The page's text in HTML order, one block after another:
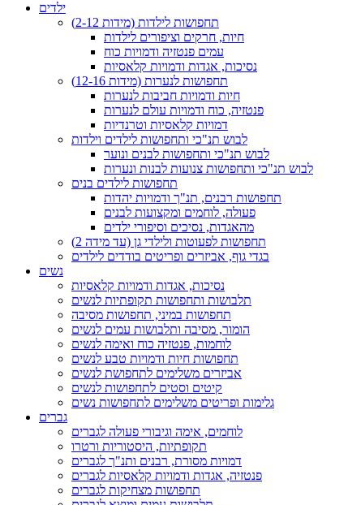
ילדים
תחפושות לילדות (מידות 2-12)
חיות, חרקים וציפורים לילדות
עמים פנטזיה ודמויות כוח
נסיכות, אגדות ודמויות קלאסיות
תחפושות לנערות (מידות 12-16)
חיות ודמויות חביבות לנערות
פנטזיה, כוח ודמויות עולם לנערות
דמויות קלאסיות וטרנדיות
לבוש תנ"כי ותחפושות לילדים וילדות
לבוש תנ"כי ותחפושות לבנים ונוער
לבוש תנ"כי ותחפושות צנועות לבנות ונערות
תחפושות לילדים בנים
תחפושות רבנים, תנ"ך ודמויות יהדות
פעולה, לוחמים ומקצועות לבנים
מהאגדות, נסיכים וסיפורי ילדים
תחפושות לפעוטות ולילדי גן (עד מידה 2)
בגדי גוף, אביזרים ופריטים בודדים לילדים
נשים
נסיכות, אגדות ודמויות קלאסיות
תלבושות ותחפושות תקופתיות לנשים
תחפושות במיני, תחפושות מסיבה
הומור, מסיבה ותלבושות עמים לנשים
לוחמות, פנטזיה כוח ואימה לנשים
תחפושות חיות ודמויות טבע לנשים
אביזרים משלימים לתחפושת לנשים
קיטים וסטים לתחפושות לנשים
גלימות ופריטים משלימים לתחפושות נשים
גברים
לוחמים, אימה וגיבורי פעולה לגברים
תקופתיות, היסטוריות ורטרו
דמויות מסורת, רבנים ותנ"ך לגברים
פנטזיה, אגדות ודמויות קלאסיות לגברים
תחפושות מצחיקות לגברים